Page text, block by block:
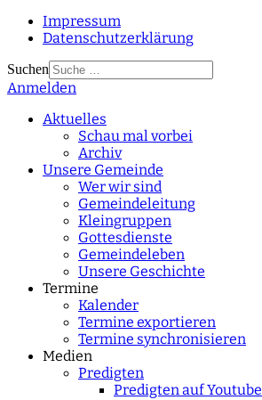
Impressum
Datenschutzerklärung
Suchen
Type 2 or more
Anmelden
Aktuelles
Schau mal vorbei
Archiv
Unsere Gemeinde
Wer wir sind
Gemeindeleitung
Kleingruppen
Gottesdienste
Gemeindeleben
Unsere Geschichte
Termine
Kalender
Termine exportieren
Termine synchronisieren
Medien
Predigten
Predigten auf Youtube